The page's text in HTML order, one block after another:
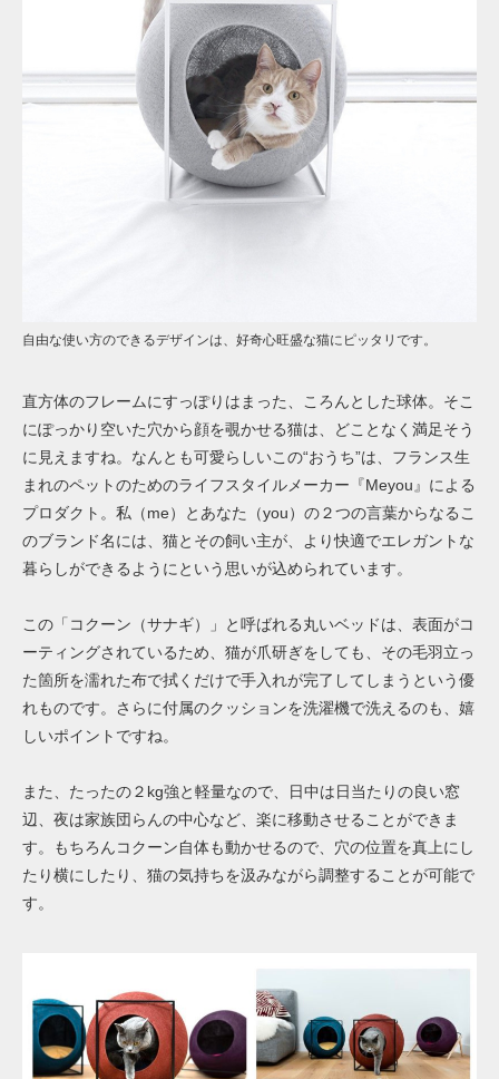
自由な使い方のできるデザインは、好奇心旺盛な猫にピッタリです。
直方体のフレームにすっぽりはまった、ころんとした球体。そこ
にぽっかり空いた穴から顔を覗かせる猫は、どことなく満足そう
に見えますね。なんとも可愛らしいこの“おうち”は、フランス生
まれのペットのためのライフスタイルメーカー『Meyou』による
プロダクト。私（me）とあなた（you）の２つの言葉からなるこ
のブランド名には、猫とその飼い主が、より快適でエレガントな
暮らしができるようにという思いが込められています。
この「コクーン（サナギ）」と呼ばれる丸いベッドは、表面がコ
ーティングされているため、猫が爪研ぎをしても、その毛羽立っ
た箇所を濡れた布で拭くだけで手入れが完了してしまうという優
れものです。さらに付属のクッションを洗濯機で洗えるのも、嬉
しいポイントですね。
また、たったの２kg強と軽量なので、日中は日当たりの良い窓
辺、夜は家族団らんの中心など、楽に移動させることができま
す。もちろんコクーン自体も動かせるので、穴の位置を真上にし
たり横にしたり、猫の気持ちを汲みながら調整することが可能で
す。